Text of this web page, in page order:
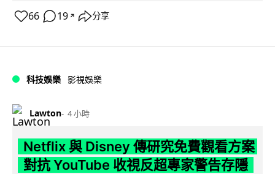
66 19 ↗ 分享
科技娛樂 影視娛樂
Lawton 4 小時
Netflix 與 Disney 傳研究免費觀看方案
對抗 YouTube 收視反超專家警告存隱